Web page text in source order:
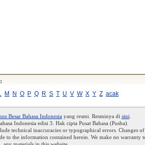
M N O P Q R S T U V W X Y Z acak
Besar Bahasa Indonesiayang resmi. Resminya di sini
Indonesia edisi 3. Hak cipta Pusat Bahasa (Pusba).
technical inaccuracies or typographical errors. Changes of
to the information contained herein. We make no warranty